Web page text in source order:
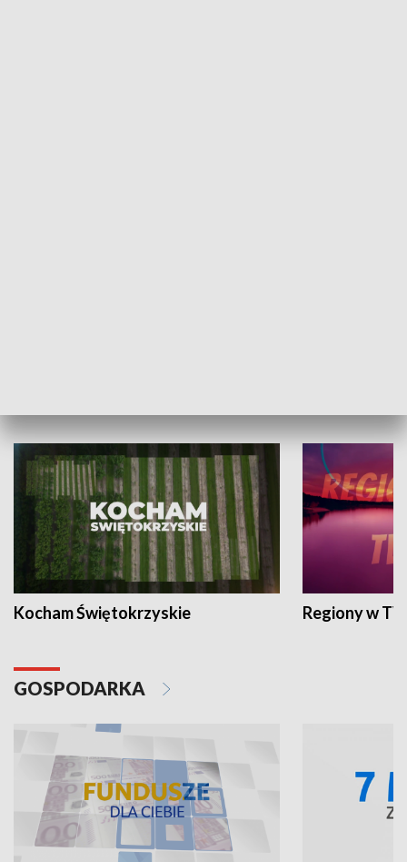
Kocham Świętokrzyskie Regiony w
GOSPODARKA